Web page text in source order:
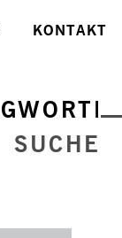
KONTAKT
SUCHE